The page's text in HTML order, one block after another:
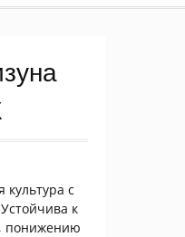
с
к
понижению